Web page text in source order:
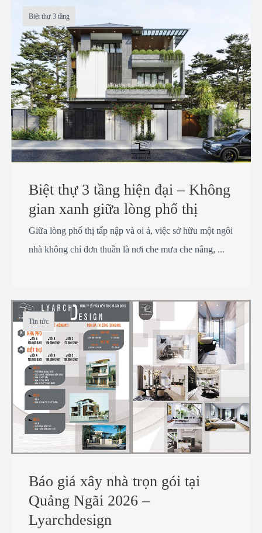
Biệt thự 3 tầng
Biệt thự 3 tầng hiện đại – Không
gian xanh giữa lòng phố thị
Giữa lòng phố thị tấp nập và oi ả, việc sở hữu một ngôi
nhà không chỉ đơn thuần là nơi che mưa che nắng, ...
Tin tức
Báo giá xây nhà trọn gói tại
Quảng Ngãi 2026 –
Lyarchdesign